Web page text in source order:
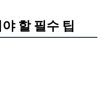
할 필수 팁